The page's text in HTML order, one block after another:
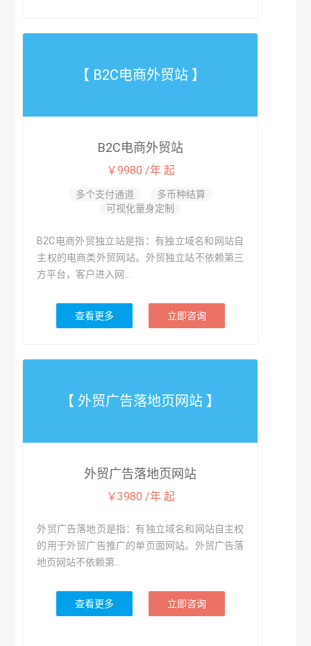
【 B2C电商外贸站 】
B2C电商外贸站
￥9980 /年 起
多个支付通道
多币种结算
可视化量身定制
B2C电商外贸独立站是指：有独立域名和网站自
主权的电商类外贸网站。外贸独立站不依赖第三
方平台，客户进入网...
查看更多 立即咨询
【 外贸广告落地页网站 】
外贸广告落地页网站
￥3980 /年 起
外贸广告落地页是指：有独立域名和网站自主权
的用于外贸广告推广的单页面网站。外贸广告落
地页网站不依赖第...
查看更多 立即咨询